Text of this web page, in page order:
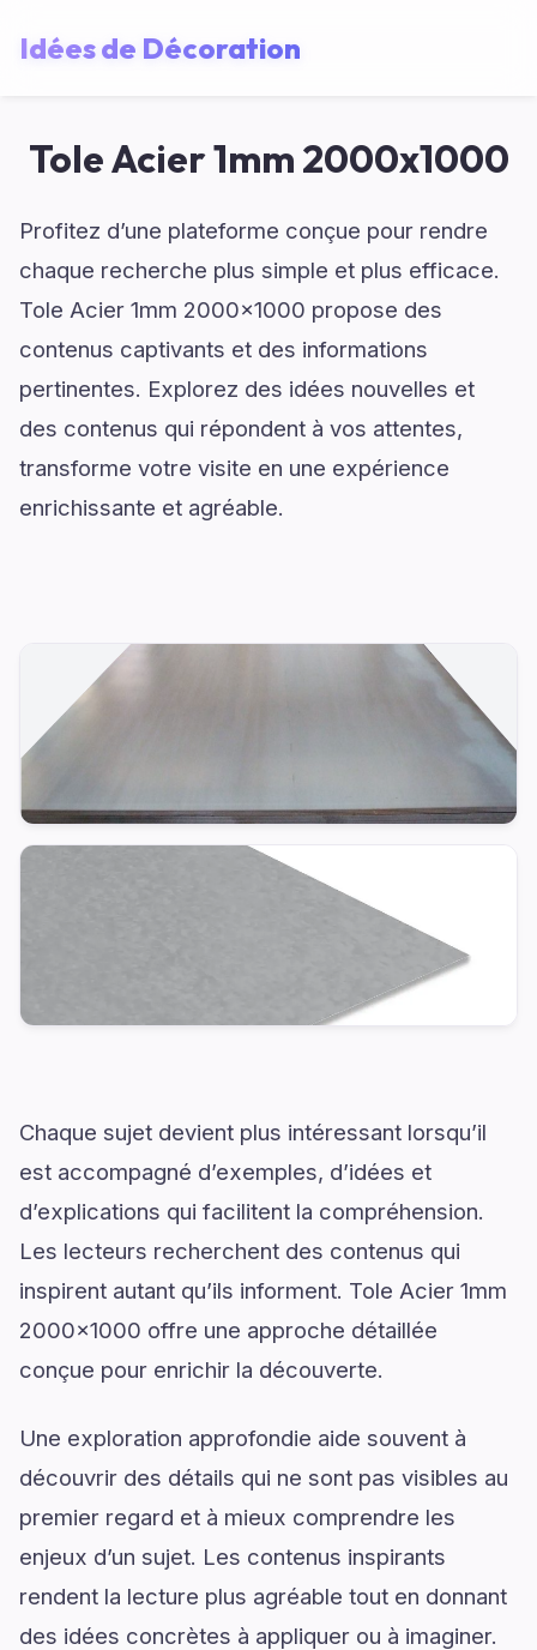
Idées de Décoration
Tole Acier 1mm 2000x1000
Profitez d’une plateforme conçue pour rendre
chaque recherche plus simple et plus efficace.
Tole Acier 1mm 2000x1000 propose des
contenus captivants et des informations
pertinentes. Explorez des idées nouvelles et
des contenus qui répondent à vos attentes,
transforme votre visite en une expérience
enrichissante et agréable.
Chaque sujet devient plus intéressant lorsqu’il
est accompagné d’exemples, d’idées et
d’explications qui facilitent la compréhension.
Les lecteurs recherchent des contenus qui
inspirent autant qu’ils informent. Tole Acier 1mm
2000x1000 offre une approche détaillée
conçue pour enrichir la découverte.
Une exploration approfondie aide souvent à
découvrir des détails qui ne sont pas visibles au
premier regard et à mieux comprendre les
enjeux d’un sujet. Les contenus inspirants
rendent la lecture plus agréable tout en donnant
des idées concrètes à appliquer ou à imaginer.